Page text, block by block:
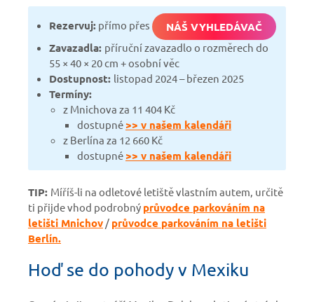
Rezervuj: přímo přes
NÁŠ VYHLEDÁVAČ
Zavazadla: příruční zavazadlo o rozměrech do
55 × 40 × 20 cm + osobní věc
Dostupnost: listopad 2024 – březen 2025
Termíny:
z Mnichova za 11 404 Kč
dostupné>> v našem kalendáři
z Berlína za 12 660 Kč
dostupné>> v našem kalendáři
TIP: Míříš-li na odletové letiště vlastním autem, určitě
ti přijde vhod podrobný průvodce parkováním na
letišti Mnichov / průvodce parkováním na letišti
Berlín.
Hoď se do pohody v Mexiku